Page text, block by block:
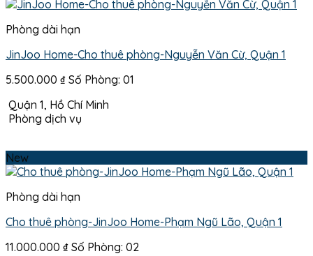
Phòng dài hạn
JinJoo Home-Cho thuê phòng-Nguyễn Văn Cừ, Quận 1
5.500.000 ₫ Số Phòng: 01
Quận 1, Hồ Chí Minh
Phòng dịch vụ
New
Phòng dài hạn
Cho thuê phòng-JinJoo Home-Phạm Ngũ Lão, Quận 1
11.000.000 ₫ Số Phòng: 02